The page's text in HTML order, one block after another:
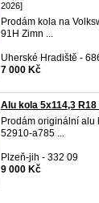
2026]
Prodám kola na
91H Zimn ...
Uherské Hradiště -
7 000 Kč
Alu kola 5x114,3 R18
Prodám originální alu
52910-a785 ...
Plzeň-jih - 332 09
9 000 Kč